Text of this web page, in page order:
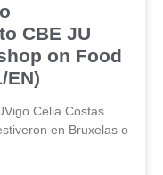
CBE JU
on Food
EN)
Celia Costas
en Bruxelas o